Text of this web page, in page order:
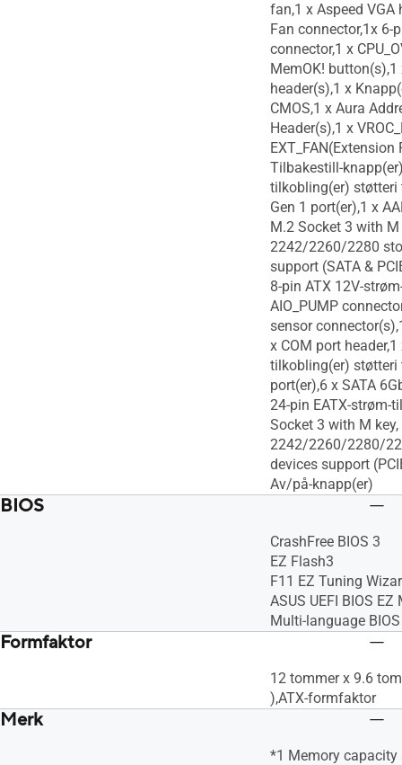
fan,1 x Aspeed VGA
Fan connector,1x 6-
connector,1 x
MemOK!
header(s),1 x
CMOS,1 x Aura
Header(s),1 x
Tilbakestill-
tilkobling(er) støtteri
Gen 1 port(er),1 x
M.2 Socket 3 with M
2242/2260/2280
support (SATA &
8-pin ATX 12V-
AIO_PUMP
sensor
x COM port header,1
tilkobling(er) støtteri
port(er),6 x SATA
24-pin EATX-strøm-
Socket 3 with M key,
2242/2260/2280/
devices support
Av/på-knapp(er)
BIOS
CrashFree BIOS 3
EZ Flash3
F11 EZ Tuning
ASUS UEFI BIOS EZ
Multi-language BIOS
Formfaktor
12 tommer x 9.6
),ATX-formfaktor
Merk
*1 Memory capacity